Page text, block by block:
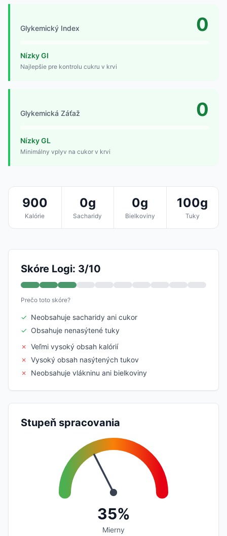
Glykemický Index 0
Nízky GI
Najlepšie pre kontrolu cukru v krvi
Glykemická Záťaž 0
Nízky GL
Minimálny vplyv na cukor v krvi
900
Kalórie
0g
Sacharidy
0g
Bielkoviny
100g
Tuky
Skóre Logi: 3/10
Prečo toto skóre?
✓ Neobsahuje sacharidy ani cukor
✓ Obsahuje nenasýtené tuky
✗ Veľmi vysoký obsah kalórií
✗ Vysoký obsah nasýtených tukov
✗
Neobsahuje vlákninu ani bielkoviny
Stupeň spracovania
35%
Mierny